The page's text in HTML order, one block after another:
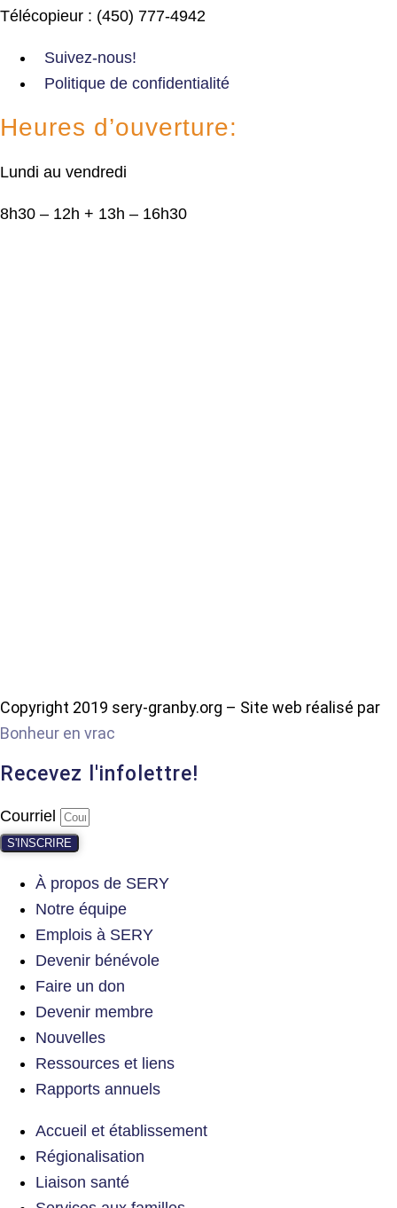
Télécopieur : (450) 777-4942
Suivez-nous!
Politique de confidentialité
Heures d’ouverture:
Lundi au vendredi
8h30 – 12h + 13h – 16h30
Copyright 2019 sery-granby.org – Site web réalisé par
Bonheur en vrac
Recevez l'infolettre!
Courriel
S'INSCRIRE
À propos de SERY
Notre équipe
Emplois à SERY
Devenir bénévole
Faire un don
Devenir membre
Nouvelles
Ressources et liens
Rapports annuels
Accueil et établissement
Régionalisation
Liaison santé